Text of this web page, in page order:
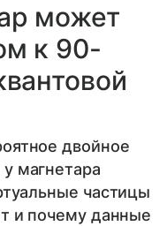
может
к 90-
двойное
магнетара
частицы
и почему данные